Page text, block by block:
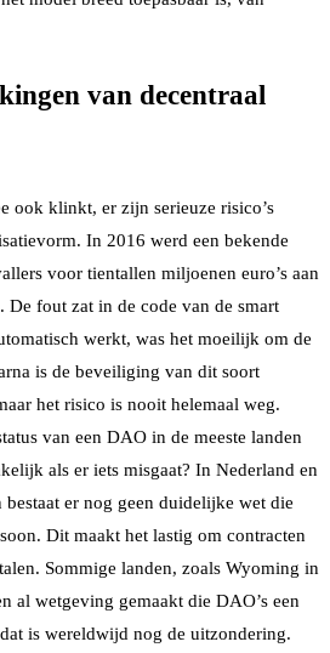
van decentraal
ook klinkt, er zijn serieuze risico’s
In 2016 werd een bekende
voor tientallen miljoenen euro’s aan
De fout zat in de code van de smart
werkt, was het moeilijk om de
is de beveiliging van dit soort
het risico is nooit helemaal weg.
van een DAO in de meeste landen
als er iets misgaat? In Nederland en
bestaat er nog geen duidelijke wet die
Dit maakt het lastig om contracten
Sommige landen, zoals Wyoming in
al wetgeving gemaakt die DAO’s een
is wereldwijd nog de uitzondering.